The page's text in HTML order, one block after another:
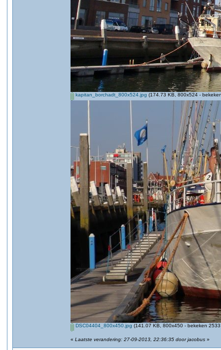
kapitan_borchadt_800x524.jpg (174.73 KB, 800x524 -
DSC04404_800x450.jpg (141.07 KB, 800x450 - bekeken 2533
« Laatste verandering: 27-09-2013, 22:36:35 door jacobus »